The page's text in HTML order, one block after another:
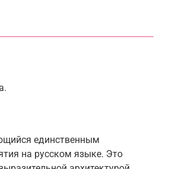
единственным
на русском языке. Это